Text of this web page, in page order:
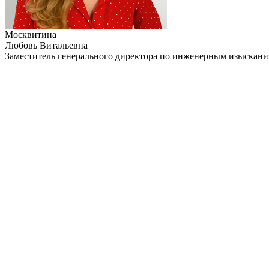
Москвитина
Любовь Витальевна
Заместитель генерального директора по инженерным